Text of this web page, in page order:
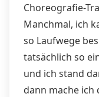
Choreografie-
Manchmal, ich
so Laufwege
tatsächlich so
und ich stand
dann mache ich